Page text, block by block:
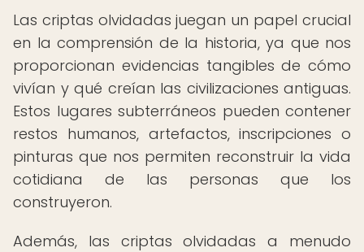
Las criptas olvidadas juegan un papel crucial
en la comprensión de la historia, ya que nos
proporcionan evidencias tangibles de cómo
vivían y qué creían las civilizaciones antiguas.
Estos lugares subterráneos pueden contener
restos humanos, artefactos, inscripciones o
pinturas que nos permiten reconstruir la vida
cotidiana de las personas que los
construyeron.
Además, las criptas olvidadas a menudo